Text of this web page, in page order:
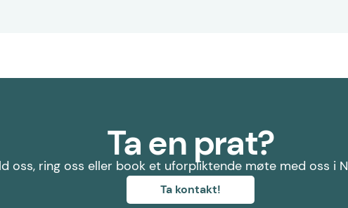
Ta en prat?
oss, ring oss eller book et uforpliktende møte med oss i
Ta kontakt!